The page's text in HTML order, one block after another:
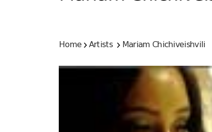
Home Artists Mariam Chichiveishvili